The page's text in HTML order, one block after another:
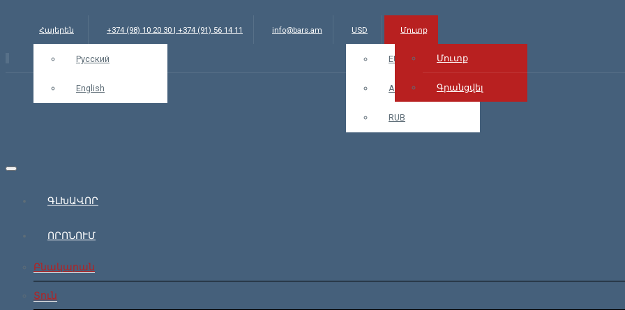
Հայերեն
Русский
English
+374 (98) 10 20 30 | +374 (91) 56 14 11 info@bars.am USD
EUR
AMD
RUB
Մուտք
Մուտք
Գրանցվել
ԳԼԽԱՎՈՐ
ՈՐՈՆՈՒՄ
Բնակարան
Տուն